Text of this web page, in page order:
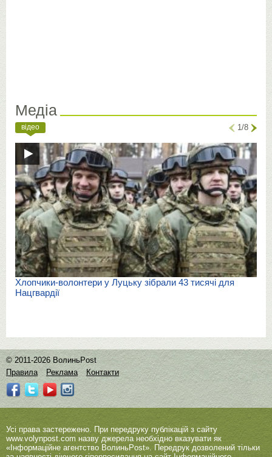
Медіа
відео 1/8
Хлопчики-волонтери у Луцьку зібрали 43 тисячі для
Нацгвардії
© 2011-2026 ВолиньPost
Правила
Реклама Контакти
Усі права застережено. При передруку публікацій з сайту
www.volynpost.com назву джерела необхідно вказувати як
«Інформаційне агентство ВолиньPost». Передрук дозволений тільки